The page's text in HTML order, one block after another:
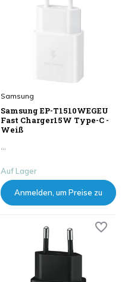
Samsung
Samsung EP-T1510WEGEU
Fast Charger15W Type-C -
Weiß
Auf Lager
Anmelden, um Preise zu